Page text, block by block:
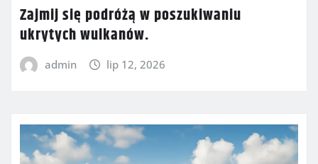
Zajmij się podróżą w poszukiwaniu
ukrytych wulkanów.
admin lip 12, 2026